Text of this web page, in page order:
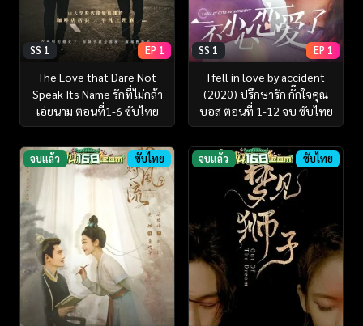
SS 1 EP 1
The Love that Dare Not
Speak Its Name รักที่ไม่กล้า
เอ่ยนาม ตอนที่1-6 ซับไทย
SS 1 EP 1
I fell in love by accident
(2020) ปรึกษารัก กั๊กใจคุณ
บอส ตอนที่ 1-12 จบ ซับไทย
จบแล้ว ซับไทย จบแล้ว ซับไทย